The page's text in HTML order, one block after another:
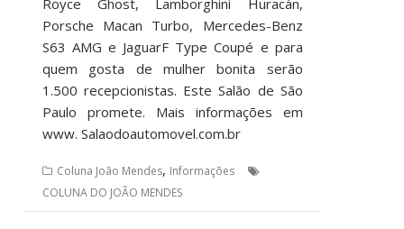
Porsche Macan Turbo, Mercedes-Benz
S63 AMG e JaguarF Type Coupé e para
quem gosta de mulher bonita serão
1.500 recepcionistas. Este Salão de São
Paulo promete. Mais informações em
www. Salaodoautomovel.com.br
Coluna João Mendes, Informações
COLUNA DO JOÃO MENDES